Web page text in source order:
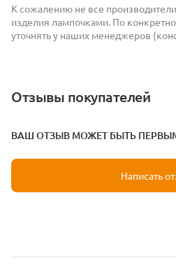
К сожалению не все
изделия лампочками. По
уточнять у наших менеджеров
Отзывы покупателей
ВАШ ОТЗЫВ МОЖЕТ БЫТЬ
Написать